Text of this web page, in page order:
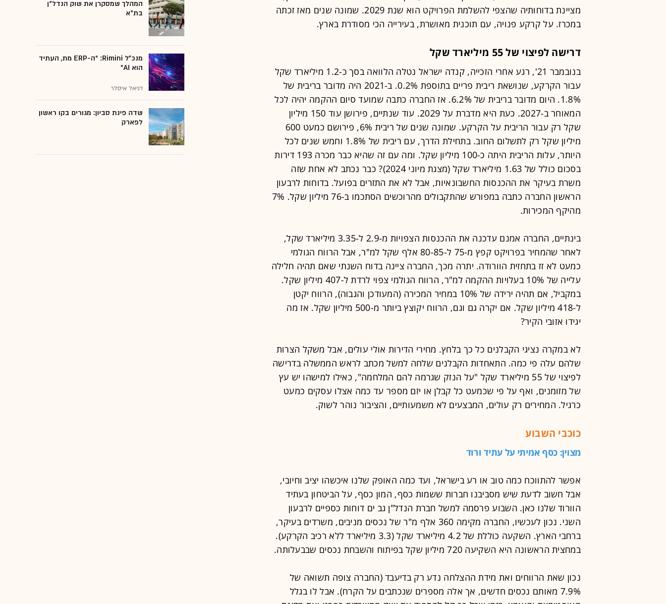
מציינת בדוחותיה שהצפי להשלמת הפרויקט הוא שנת 2029. שמונה שנים מאז זכתה
במכרז. על קרקע פנויה, עם תוכנית מאושרת, בעירייה הכי מסודרת בארץ.
דרישה לפיצוי של 55 מיליארד שקל
בנובמבר 21', רגע אחרי הזכייה, קנדה ישראל נטלה הלוואה בסך כ-1.2 מיליארד שקל
עבור הקרקע, שנושאת ריבית פריים בתוספת 0.2%. ב-2021 היה מדובר בריבית של
1.8%. היום מדובר בריבית של 6.2%. אז החברה כתבה שמועד סיום ההקמה יהיה לכל
המאוחר ב-2027. כעת היא מדברת על 2029. עוד שנתיים, פירושן עוד 150 מיליון
שקל רק עבור הריבית על הקרקע. שמונה שנים של ריבית 6%, פירושם כמעט 600
מיליון שקל רק לתשלום החוב. בתחילת הדרך, עם ריבית של 1.8% וחמש שנים לכל
היותר, עלות הריבית היתה כ-100 מיליון שקל. ומה עם זה שהיא כבר מכרה 193 דירות
בסכום כולל של 1.63 מיליארד שקל (מצגת מיוני 2024)? כבר נכתב לא אחת שזה
משרת בעיקר את ההכנסות החשבונאיות, אבל לא את התזרים בפועל. בדוחות לרבעון
הראשון החברה כתבה במפורש שהתקבולים מהרוכשים הסתכמו ב-76 מיליון שקל. 7%
מהיקף המכירות.
בינתיים, החברה אמנם עדכנה את ההכנסות הצפויות מ-2.9 ל-3.35 מיליארד שקל,
לאחר שהמחיר בפרויקט קפץ מ-75 ל-80-85 אלף שקל למ"ר, אבל הרווח הגולמי
כמעט לא זז בתחזית הוורודה. יתרה מכך, החברה ציינה בדוח השנתי שאם תהיה חלילה
עלייה של 10% בעלויות ההקמה למ"ר, הרווח הגולמי צפוי לרדת ל-407 מיליון שקל.
במקביל, אם תהיה ירידה של 10% במחיר המכירה (המעודכן והגבוה), הרווח יקטן
ל-418 מיליון שקל. אם יקרה גם וגם, הרווח יקוצץ ביותר מ-500 מיליון שקל. אז מה
יגידו אזובי הקיר?
לא במקרה נציגי הקבלנים כל כך בלחץ. מחירי הדירות אולי עולים, אבל משקל הצרות
שלהם עלה פי כמה. התאחדות הקבלנים שלחה למשל מכתב לראש הממשלה בדרישה
לפיצוי של 55 מיליארד שקל "על הנזק שגרמה להם המלחמה", כאילו למישהו יש עץ
של מזומנים, ואף על פי שכמעט כל קבלן או יזם מספר עד כמה אצלו עסקים כמעט
כרגיל. המחירים רק עולים, המבצעים לא משמעותיים, והציבור נוהר לשוק.
כוכבי השבוע
מצוין: כסף אמיתי על עתיד ורוד
אפשר להתווכח כמה טוב או רע בישראל, ועד כמה האופק שלנו איכשהו יציב וחיובי,
אבל חשוב לדעת שיש מסביבנו חברות ששמות כסף, המון כסף, על הביטחון בעתיד
הוורוד שלנו כאן. השבוע פרסמה למשל חברת הנדל"ן גב ים דוחות כספיים לרבעון
השני. נכון לעכשיו, החברה מקימה 360 אלף מ"ר של נכסים מניבים, משרדים בעיקר,
ברחבי הארץ. השקעה כוללת של 4.2 מיליארד שקל (3.3 מיליארד ללא רכיב הקרקע).
במחצית הראשונה היא השקיעה 720 מיליון שקל בפיתוח והשבחת נכסים שבבעלותה.
נכון שאת הרווחים ואת מידת ההצלחה נדע רק בדיעבד (החברה צופה תשואה של
7.9% מאותם נכסים חדשים, אך אלה מספרים שנכתבים על הקרח). אבל לו בגלל
המהלך שמסקרן את שוק הנדל"ן
בת"א
מנכ״ל Rimini: “ה-ERP מת, העתיד
הוא AI"
דניאל איסלר
שדה פינת סביון: מגורים בקו ראשון
לפארק